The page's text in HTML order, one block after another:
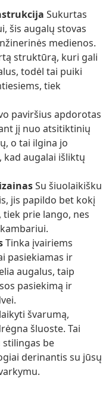
Sukurtas
šis augalų stovas
medienos.
struktūrą, kuri gali
todėl tai puiki
tiek
paviršius apdorotas
jį nuo atsitiktinių
o tai ilgina jo
augalai išliktų
Su šiuolaikišku
jis papildo bet kokį
prie lango, nes
Tinka įvairiems
pasiekiamas ir
augalus, taip
pasiekimą ir
švarumą,
šluoste. Tai
be
derinantis su jūsų